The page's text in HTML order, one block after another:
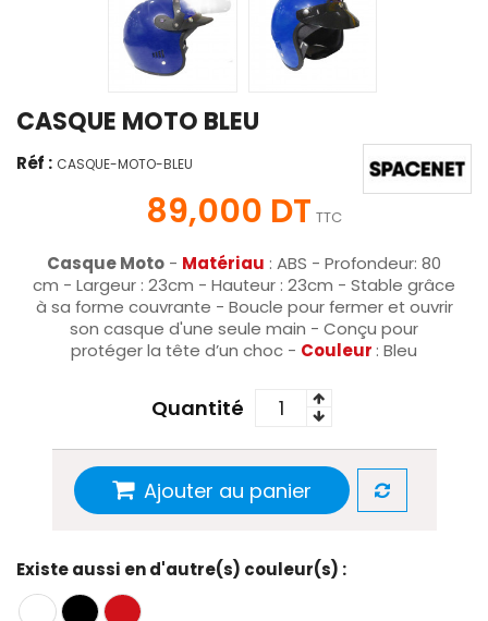
CASQUE MOTO BLEU
Réf : CASQUE-MOTO-BLEU
89,000 DT TTC
Casque Moto - Matériau : ABS - Profondeur: 80
cm - Largeur : 23cm - Hauteur : 23cm - Stable grâce
à sa forme couvrante - Boucle pour fermer et ouvrir
son casque d'une seule main - Conçu pour
protéger la tête d’un choc - Couleur : Bleu
Quantité
Ajouter au panier
Existe aussi en d'autre(s) couleur(s) :